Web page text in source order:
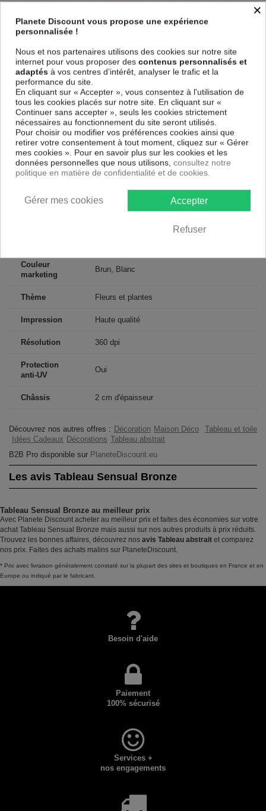
et de haute qualité qui reflète parfaitement les couleurs avec des détails
parfaitement reproduits. Grâce à une impression sur tous les cotés et
une toile tendue sur un châssis fait de matériaux respectueux de
l'environnement, vous pourrez suspendre le tableau immédiatement
sans avoir à l'encadrer.
Le Tableau Abstrait Sensual Bronzeest résistant aux rayons UV,
inodore et 100 % sûr, parfait même pour la chambre à coucher et la
chambre des enfants.
Notre large choix de tableaux tendances et modernes constituent un
moyen simple et pas cher de donner une nouvelle touche à vos
intérieurs, il y en a pour tous les goût.
Descriptif technique
Couleur
marketing
Brun, Blanc
Thème Fleurs et plantes
Impression Haute qualité
Résolution 360 dpi
Protection
anti-UV
Oui
Châssis 2 cm d'épaisseur
Découvrez nos autres offres : Décoration Maison Déco
Tableau et toile
Idées Cadeaux Décorations Tableau abstrait
B2B Pro disponible sur PlaneteDiscount.eu
Les avis Tableau Sensual Bronze
Tableau Sensual Bronze au meilleur prix
Avec Planete Discount acheter au meilleur prix et faites des économies sur votre
achat Tableau Sensual Bronze mais aussi sur nos autres produits à prix réduits.
Trouvez les bonnes affaires, découvrez nos avis Tableau abstrait et comparez
nos prix. Faites des achats malins sur PlaneteDiscount.
* Prix avec livraison généralement constaté sur la plupart des sites et boutiques en France et en
Europe ou indiqué par le fabricant.
Besoin d'aide
Paiement
100% sécurisé
Services +
nos engagements
×
Planete Discount vous propose une expérience
personnalisée !
Nous et nos partenaires utilisons des cookies sur notre site
internet pour vous proposer des contenus personnalisés et
adaptés à vos centres d’intérêt, analyser le trafic et la
performance du site.
En cliquant sur « Accepter », vous consentez à l'utilisation de
tous les cookies placés sur notre site. En cliquant sur «
Continuer sans accepter », seuls les cookies strictement
nécessaires au fonctionnement du site seront utilisés.
Pour choisir ou modifier vos préférences cookies ainsi que
retirer votre consentement à tout moment, cliquez sur « Gérer
mes cookies ». Pour en savoir plus sur les cookies et les
données personnelles que nous utilisons, consultez notre
politique en matière de confidentialité et de cookies.
Accepter
Refuser
Gérer mes cookies